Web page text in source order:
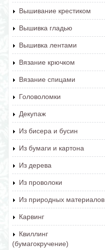
Вышивание крестиком
Вышивка гладью
Вышивка лентами
Вязание крючком
Вязание спицами
Головоломки
Декупаж
Из бисера и бусин
Из бумаги и картона
Из дерева
Из проволоки
Из природных материалов
Карвинг
Квиллинг
(бумагокручение)